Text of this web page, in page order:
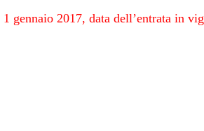
1 gennaio 2017, data dell’entrata in